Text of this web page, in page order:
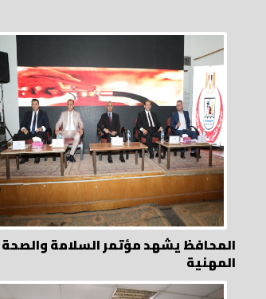
المحافظ يشهد مؤتمر السلامة والصحة
المهنية